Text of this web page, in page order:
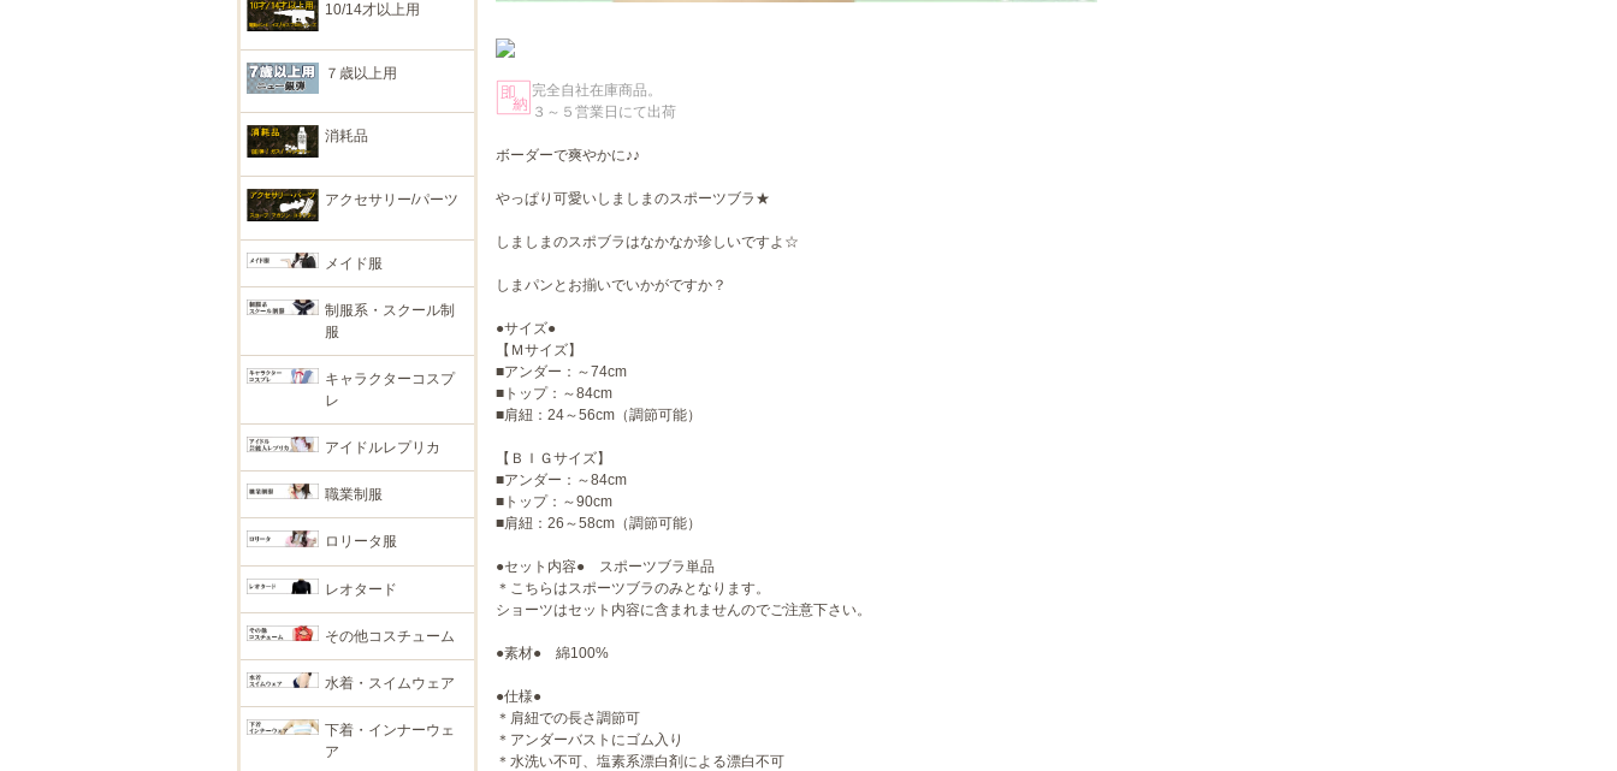
完全自社在庫商品。
３～５営業日にて出荷
ボーダーで爽やかに♪♪
やっぱり可愛いしましまのスポーツブラ★
しましまのスポブラはなかなか珍しいですよ☆
しまパンとお揃いでいかがですか？
●サイズ●
【Ｍサイズ】
■アンダー：～74cm
■トップ：～84cm
■肩紐：24～56cm（調節可能）
【ＢＩＧサイズ】
■アンダー：～84cm
■トップ：～90cm
■肩紐：26～58cm（調節可能）
●セット内容● スポーツブラ単品
＊こちらはスポーツブラのみとなります。
ショーツはセット内容に含まれませんのでご注意下さい。
●素材● 綿100%
●仕様●
＊肩紐での長さ調節可
＊アンダーバストにゴム入り
＊水洗い不可、塩素系漂白剤による漂白不可
10/14才以上用
７歳以上用
消耗品
アクセサリー/パーツ
メイド服
制服系・スクール制
服
キャラクターコスプ
レ
アイドルレプリカ
職業制服
ロリータ服
レオタード
その他コスチューム
水着・スイムウェア
下着・インナーウェ
ア